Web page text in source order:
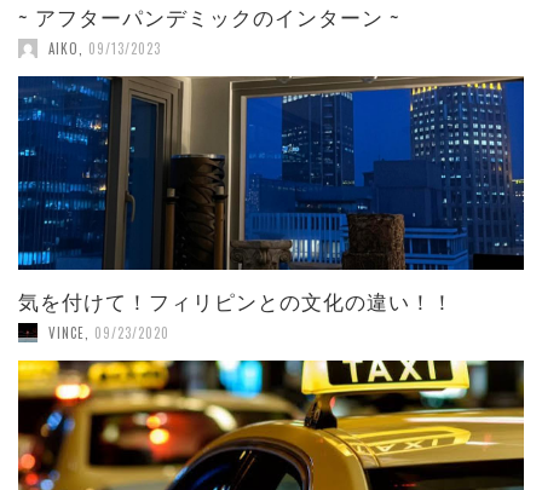
~ アフターパンデミックのインターン ~
AIKO, 09/13/2023
気を付けて！フィリピンとの文化の違い！！
VINCE 09/23/2020